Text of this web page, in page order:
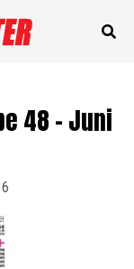
48 – Juni